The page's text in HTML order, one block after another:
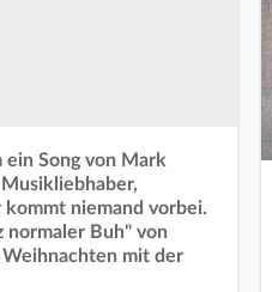
ein Song von Mark
kommt niemand vorbei.
normaler Buh" von
Weihnachten mit der